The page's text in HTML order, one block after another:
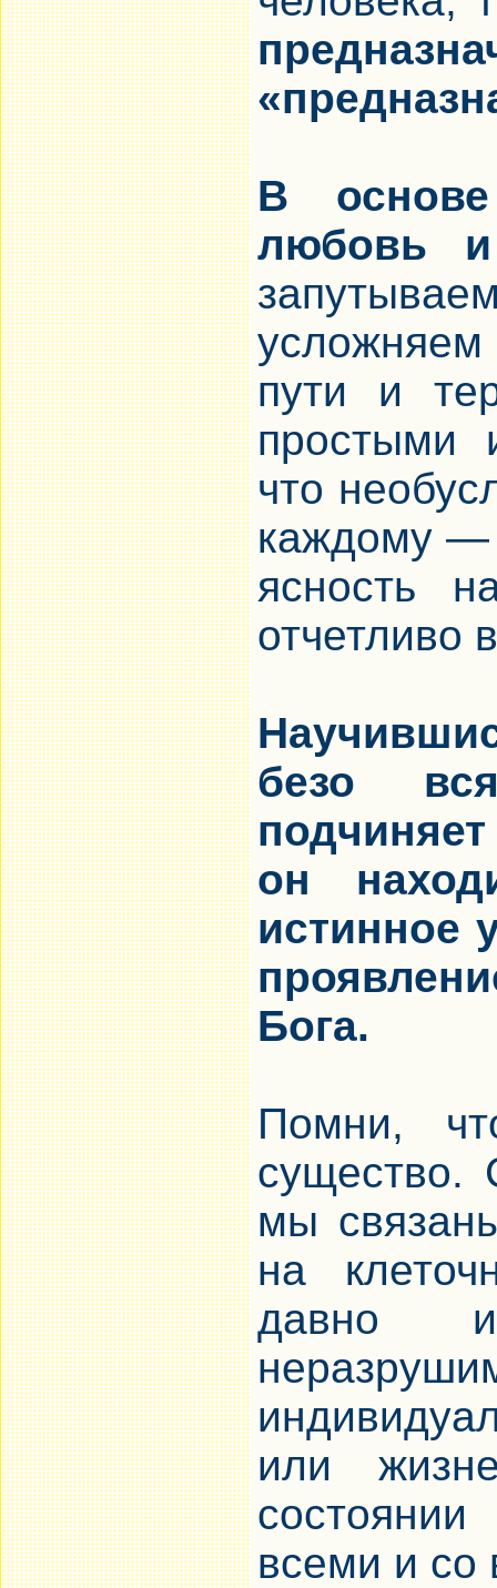
В
любовь
пути и
простыми
что
каждому —
ясность
отчетливо
безо
он
истинное
Бога.
Помни,
существо.
мы
на
давно
или
всеми и со